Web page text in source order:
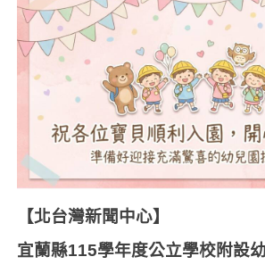
【北台灣新聞中心】
宜蘭縣115學年度公立學校附設